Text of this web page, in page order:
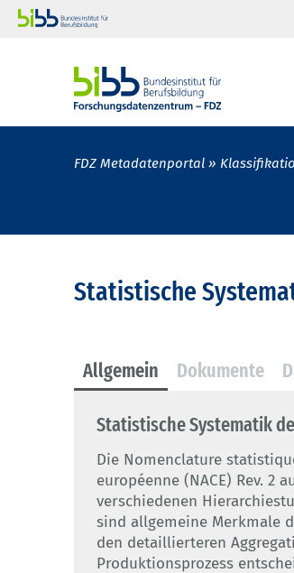
FDZ Metadatenportal
Statistische
Allgemein Dokumente
Statistische Systematik
Die Nomenclature
européenne (NACE) Rev. 2
verschiedenen
sind allgemeine Merkmale
den detaillierteren
Produktionsprozess